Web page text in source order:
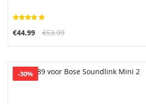
€44.99 €53.99
-30%